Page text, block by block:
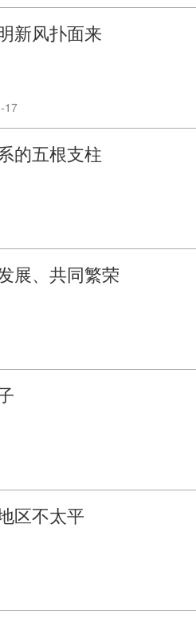
新风扑面来
17
的五根支柱
展、共同繁荣
区不太平